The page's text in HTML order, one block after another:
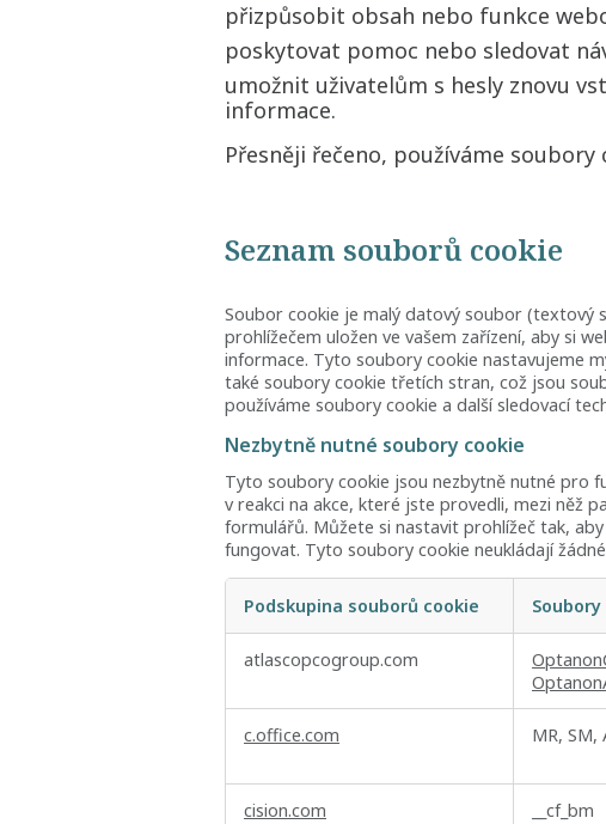
přizpůsobit obsah nebo funkce
poskytovat pomoc nebo sledovat
umožnit uživatelům s hesly znovu
informace.
Přesněji řečeno, používáme
Seznam souborů cookie
Soubor cookie je malý datový soubor (textový
prohlížečem uložen ve vašem zařízení, aby si
informace. Tyto soubory cookie nastavujeme
také soubory cookie třetích stran, což jsou
používáme soubory cookie a další sledovací
Nezbytně nutné soubory cookie
Tyto soubory cookie jsou nezbytně nutné pro
v reakci na akce, které jste provedli, mezi něž
formulářů. Můžete si nastavit prohlížeč tak,
fungovat. Tyto soubory cookie neukládají
Nezbytně
soubory
cookie
Podskupina souborů cookie
atlascopcogroup.com
c.office.com MR, SM,
cision.com __cf_bm